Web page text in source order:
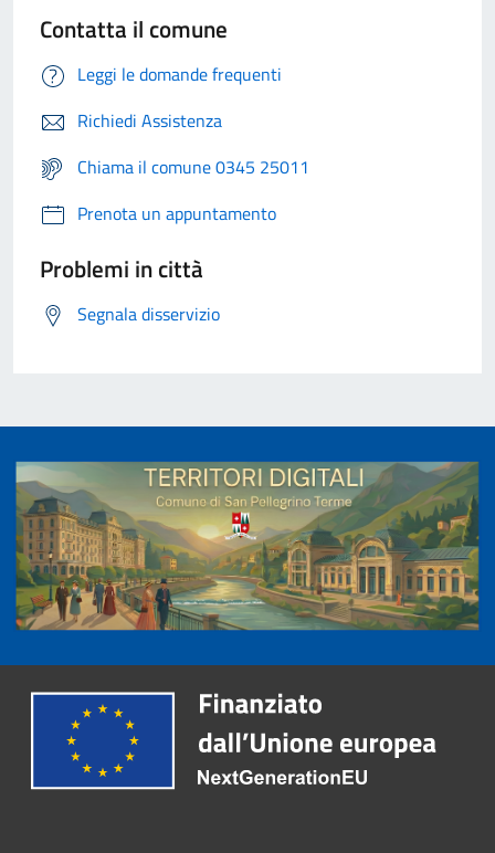
Contatta il comune
Leggi le domande frequenti
Richiedi Assistenza
Chiama il comune 0345 25011
Prenota un appuntamento
Problemi in città
Segnala disservizio